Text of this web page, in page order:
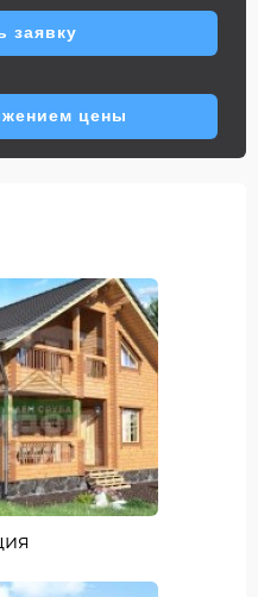
заявку
цены